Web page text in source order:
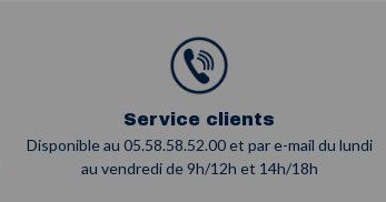
Service clients
Disponible au 05.58.58.52.00 et par e-mail du lundi
au vendredi de 9h/12h et 14h/18h